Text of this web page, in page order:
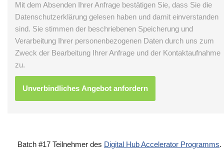
Mit dem Absenden Ihrer Anfrage bestätigen Sie, dass Sie die
Datenschutzerklärung gelesen haben und damit einverstanden
sind. Sie stimmen der beschriebenen Speicherung und
Verarbeitung Ihrer personenbezogenen Daten durch uns zum
Zweck der Bearbeitung Ihrer Anfrage und der Kontaktaufnahme
zu.
Batch #17 Teilnehmer des Digital Hub Accelerator Programms.